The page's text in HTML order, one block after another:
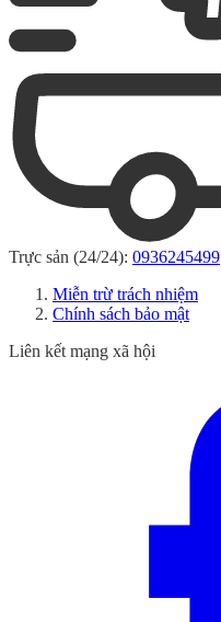
Trực sản (24/24): 0936245499
Miễn trừ trách nhiệm
Chính sách bảo mật
Liên kết mạng xã hội